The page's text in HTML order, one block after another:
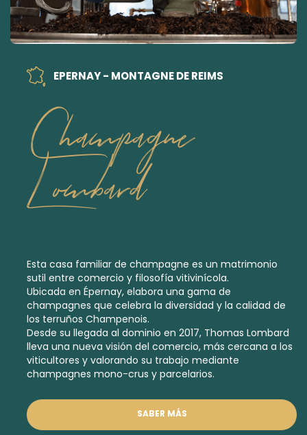
EPERNAY - MONTAGNE DE REIMS
Champagne
Lombard
Esta casa familiar de champagne es un matrimonio
sutil entre comercio y filosofía vitivinícola.
Ubicada en Épernay, elabora una gama de
champagnes que celebra la diversidad y la calidad de
los terruños Champenois.
Desde su llegada al dominio en 2017, Thomas Lombard
lleva una nueva visión del comercio, más cercana a los
viticultores y valorando su trabajo mediante
champagnes mono-crus y parcelarios.
SABER MÁS